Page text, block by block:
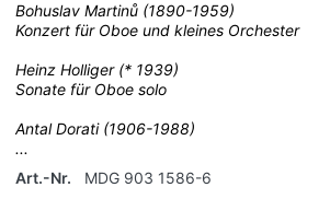
Bohuslav Martinů (1890-1959)
Konzert für Oboe und kleines Orchester
Heinz Holliger (* 1939)
Sonate für Oboe solo
Antal Dorati (1906-1988)
...
Art.-Nr.
MDG 903 1586-6